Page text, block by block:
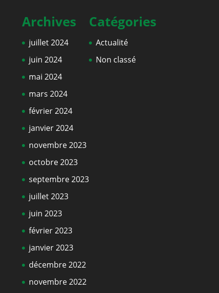
Archives
juillet 2024
juin 2024
mai 2024
mars 2024
février 2024
janvier 2024
novembre 2023
octobre 2023
septembre 2023
juillet 2023
juin 2023
février 2023
janvier 2023
décembre 2022
novembre 2022
Catégories
Actualité
Non classé